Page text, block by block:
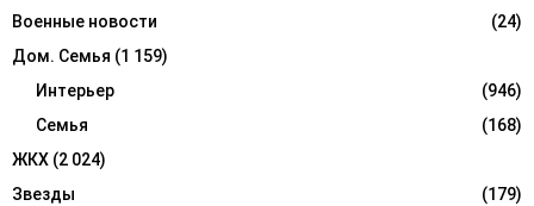
H
Военные новости
(24)
Дом. Семья (1 159)
Интерьер
(946)
Семья
(168)
ЖКХ (2 024)
Звезды
(179)